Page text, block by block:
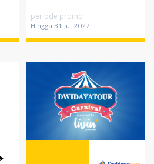
periode promo
Hingga 31 Jul 2027